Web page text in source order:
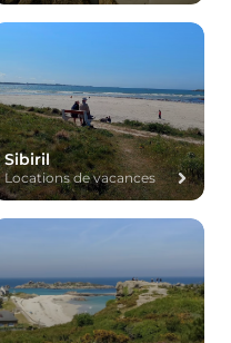
Sibiril
Locations de vacances